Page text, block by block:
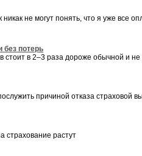
не могут понять, что я уже все
без потерь
стоит в 2–3 раза дороже обычной и
причиной отказа страховой
страхование растут